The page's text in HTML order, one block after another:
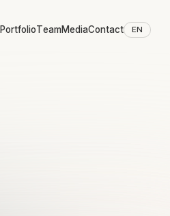
PortfolioTeamMediaContact EN